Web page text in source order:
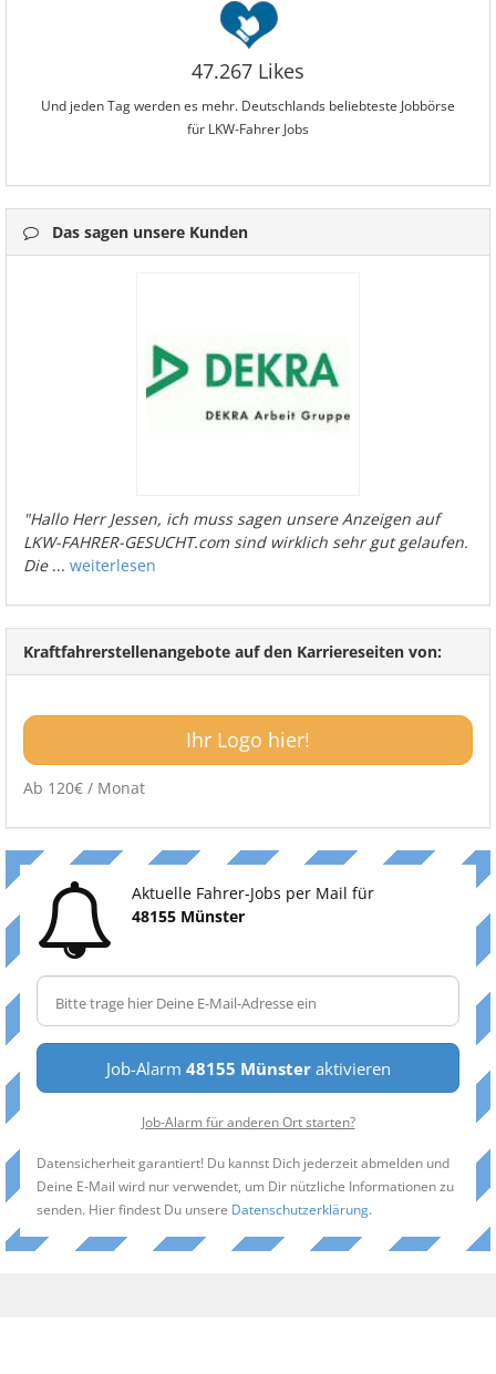
47.267 Likes
Und jeden Tag werden es mehr. Deutschlands beliebteste Jobbörse
für LKW-Fahrer Jobs
Das sagen unsere Kunden
"Hallo Herr Jessen, ich muss sagen unsere Anzeigen auf
LKW-FAHRER-GESUCHT.com sind wirklich sehr gut gelaufen.
Die... weiterlesen
Kraftfahrerstellenangebote auf den Karriereseiten von:
Ihr Logo hier!
Ab 120€ / Monat
Aktuelle Fahrer-Jobs per Mail für
48155 Münster
Job-Alarm 48155 Münsteraktivieren
Job-Alarm für anderen Ort starten?
Datensicherheit garantiert! Du kannst Dich jederzeit abmelden und
Deine E-Mail wird nur verwendet, um Dir nützliche Informationen zu
senden. Hier findest Du unsere Datenschutzerklärung.